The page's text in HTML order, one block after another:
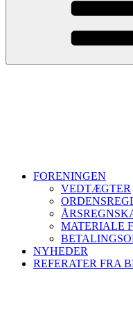
FORENINGEN
VEDTÆGTER
MATERIALE
NYHEDER
REFERATER FRA